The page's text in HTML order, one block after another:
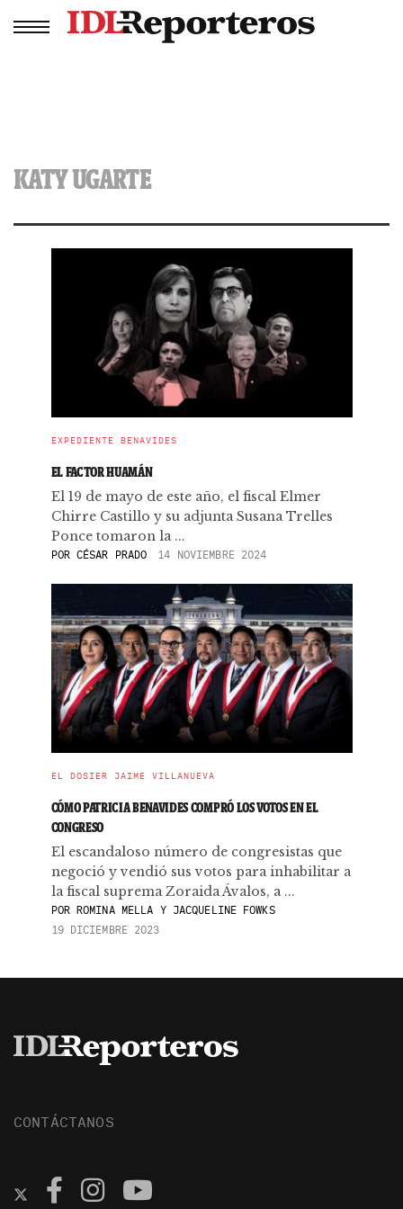
KATY UGARTE
EXPEDIENTE BENAVIDES
EL FACTOR HUAMÁN
El 19 de mayo de este año, el fiscal Elmer
Chirre Castillo y su adjunta Susana Trelles
Ponce tomaron la ...
POR CÉSAR PRADO 14 NOVIEMBRE 2024
EL DOSIER JAIME VILLANUEVA
CÓMO PATRICIA BENAVIDES COMPRÓ LOS VOTOS EN EL
CONGRESO
El escandaloso número de congresistas que
negoció y vendió sus votos para inhabilitar a
la fiscal suprema Zoraida Ávalos, a ...
PORROMINA MELLA Y JACQUELINE FOWKS
19 DICIEMBRE 2023
CONTÁCTANOS